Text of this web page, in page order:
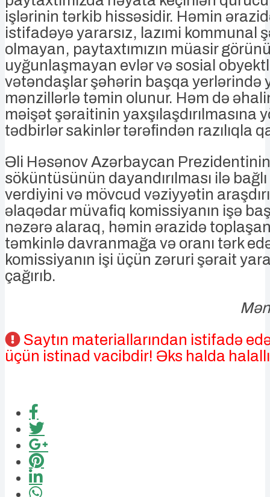
işlərinin tərkib hissəsidir. Həmin
istifadəyə yararsız, lazımi kommunal
olmayan, paytaxtımızın müasir
uyğunlaşmayan evlər və sosial
vətəndaşlar şəhərin başqa yerlərində
mənzillərlə təmin olunur. Həm də
məişət şəraitinin yaxşılaşdırılmasına
tədbirlər sakinlər tərəfindən razılıqla
Əli Həsənov Azərbaycan
söküntüsünün dayandırılması ilə bağlı
verdiyini və mövcud vəziyyətin
əlaqədar müvafiq komissiyanın işə
nəzərə alaraq, həmin ərazidə
təmkinlə davranmağa və oranı tərk
komissiyanın işi üçün zəruri şərait
çağırıb.
Saytın materiallarından istifadə
üçün istinad vacibdir! Əks halda